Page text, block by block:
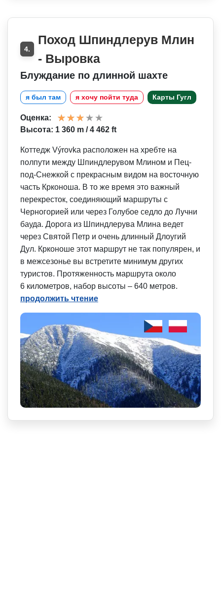
4.
Поход Шпиндлерув Млин
- Выровка
Блуждание по длинной шахте
я был там я хочу пойти туда Карты Гугл
Оценка:
Высота: 1 360 m / 4 462 ft
Коттедж Výrovka расположен на хребте на
полпути между Шпиндлерувом Млином и Пец-
под-Снежкой с прекрасным видом на восточную
часть Крконоша. В то же время это важный
перекресток, соединяющий маршруты с
Черногорией или через Голубое седло до Лучни
бауда. Дорога из Шпиндлерува Млина ведет
через Святой Петр и очень длинный Длоугий
Дул. Крконоше этот маршрут не так популярен, и
в межсезонье вы встретите минимум других
туристов. Протяженность маршрута около
6 километров, набор высоты – 640 метров.
продолжить чтение